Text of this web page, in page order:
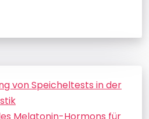
von Speicheltests in der